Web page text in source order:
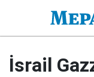
İsrail